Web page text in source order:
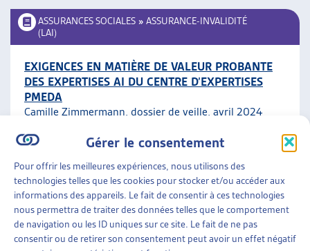
Gérer le consentement
Pour offrir les meilleures expériences, nous utilisons des
technologies telles que les cookies pour stocker et/ou accéder aux
informations des appareils. Le fait de consentir à ces technologies
nous permettra de traiter des données telles que le comportement
de navigation ou les ID uniques sur ce site. Le fait de ne pas
consentir ou de retirer son consentement peut avoir un effet négatif
ASSURANCES SOCIALES » ASSURANCE-INVALIDITÉ
(LAI)
EXIGENCES EN MATIÈRE DE VALEUR PROBANTE
DES EXPERTISES AI DU CENTRE D’EXPERTISES
PMEDA
Camille Zimmermann, dossier de veille, avril 2024
Assurance-invalidité (LAI)
AIDE SOCIALE
DROIT À L’AIDE SOCIALE ET OBLIGATION DE
DEMANDER LE VERSEMENT ANTICIPÉ DU